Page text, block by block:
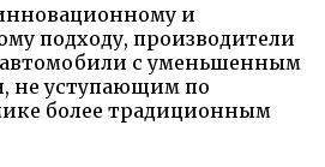
и
подходу, производители
с уменьшенным
не уступающим по
более традиционным